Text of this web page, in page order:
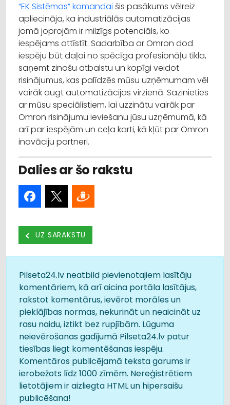
“EK Sistēmas” komandai šis pasākums vēlreiz
apliecināja, ka industriālās automatizācijas
jomā joprojām ir milzīgs potenciāls, ko
iespējams attīstīt. Sadarbība ar Omron dod
iespēju būt daļai no spēcīga profesionāļu tīkla,
saņemt zinošu atbalstu un kopīgi veidot
risinājumus, kas palīdzēs mūsu uzņēmumam vēl
vairāk augt automatizācijas virzienā. Sazinieties
ar mūsu speciālistiem, lai uzzinātu vairāk par
Omron risinājumu ieviešanu jūsu uzņēmumā, kā
arī par iespējām un ceļa karti, kā kļūt par Omron
inovāciju partneri.
Dalies ar šo rakstu
UZ SARAKSTU
Pilseta24.lv neatbild pievienotajiem lasītāju
komentāriem, kā arī aicina portāla lasītājus,
rakstot komentārus, ievērot morāles un
pieklājības normas, nekurināt un neaicināt uz
rasu naidu, iztikt bez rupjībām. Lūguma
neievērošanas gadījumā Pilseta24.lv patur
tiesības liegt komentēšanas iespēju.
Komentāros publicējamā teksta garums ir
ierobežots līdz 1000 zīmēm. Nereģistrētiem
lietotājiem ir aizliegta HTML un hipersaišu
publicēšana!